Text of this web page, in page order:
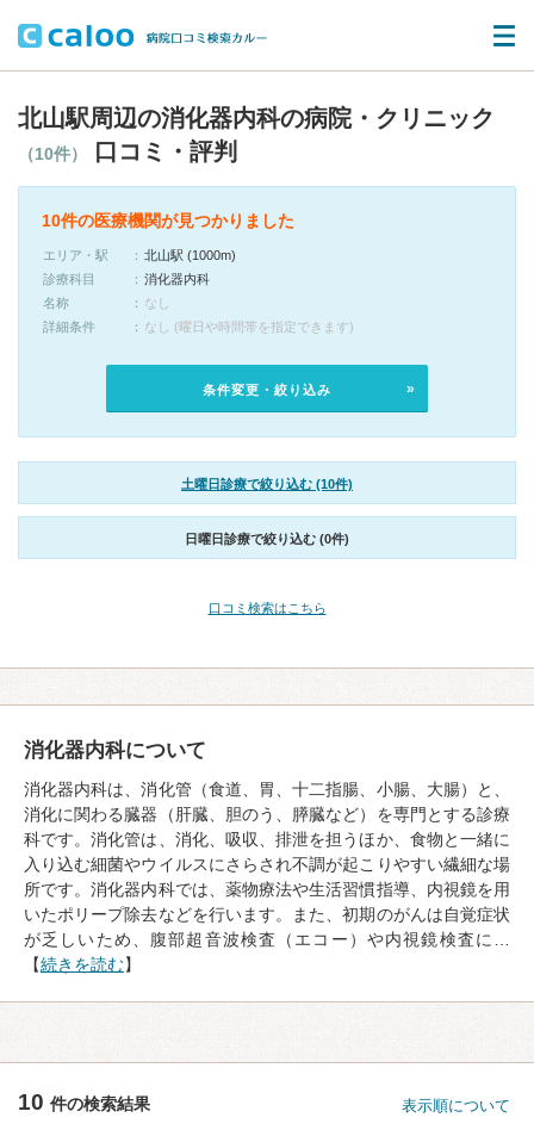
北山駅周辺の消化器内科の病院・クリニック
（10件） 口コミ・評判
10件の医療機関が見つかりました
エリア・駅
北山駅 (1000m)
診療科目
消化器内科
名称
なし
詳細条件
なし (曜日や時間帯を指定できます)
条件変更・絞り込み
土曜日診療で絞り込む (10件)
日曜日診療で絞り込む (0件)
口コミ検索はこちら
消化器内科について
消化器内科は、消化管（食道、胃、十二指腸、小腸、大腸）と、
消化に関わる臓器（肝臓、胆のう、膵臓など）を専門とする診療
科です。消化管は、消化、吸収、排泄を担うほか、食物と一緒に
入り込む細菌やウイルスにさらされ不調が起こりやすい繊細な場
所です。消化器内科では、薬物療法や生活習慣指導、内視鏡を用
いたポリープ除去などを行います。また、初期のがんは自覚症状
が乏しいため、腹部超音波検査（エコー）や内視鏡検査に…
【続きを読む】
10 件の検索結果 表示順について